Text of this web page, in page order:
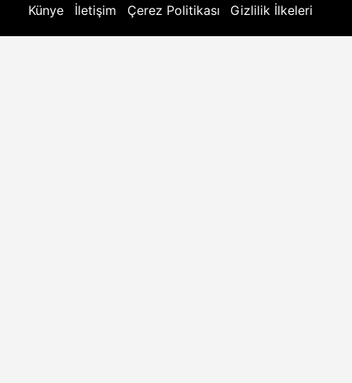
Künye İletişim Çerez Politikası Gizlilik İlkeleri